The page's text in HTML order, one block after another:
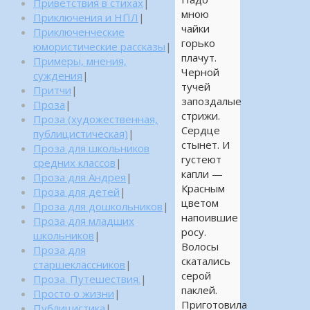
мною
чайки
горько
плачут.
Черной
тучей
запоздалые
стрижи.
Сердце
стынет. И
густеют
капли —
Красным
цветом
напоившие
росу.
Волосы
скатались
серой
паклей.
Приготовила
Приветствия в стихах
Приключения и НПЛ |
Приключенческие
юмористические рассказы |
Примеры, мнения,
суждения |
Притчи |
Проза |
Проза (художественная,
публицистическая) |
Проза для школьников
средних классов |
Проза для Андрея |
Проза для детей |
Проза для дошкольников |
Проза для младших
школьников |
Проза для
старшеклассников |
Проза. Путешествия. |
Просто о жизни |